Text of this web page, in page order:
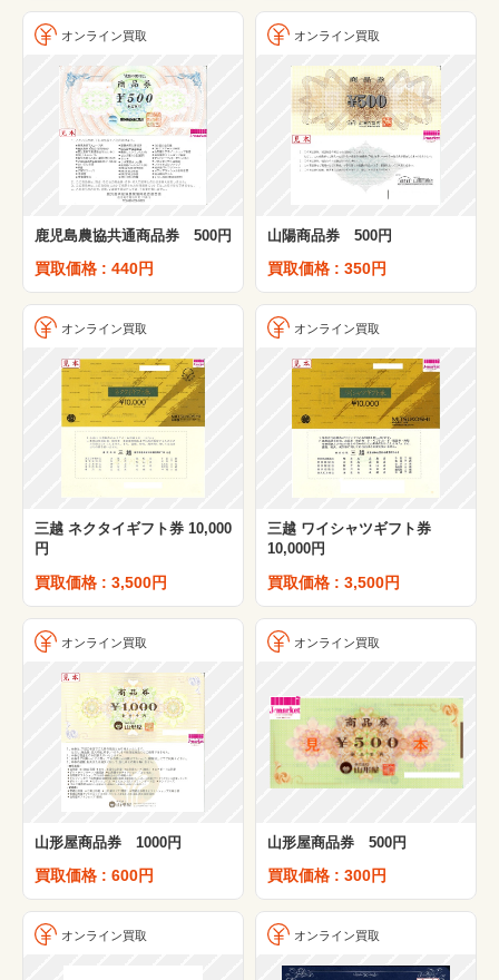
オンライン買取
鹿児島農協共通商品券 500円
買取価格 : 440円
オンライン買取
山陽商品券 500円
買取価格 : 350円
オンライン買取
三越 ネクタイギフト券 10,000
円
買取価格 : 3,500円
オンライン買取
三越 ワイシャツギフト券
10,000円
買取価格 : 3,500円
オンライン買取
山形屋商品券 1000円
買取価格 : 600円
オンライン買取
山形屋商品券 500円
買取価格 : 300円
オンライン買取 オンライン買取